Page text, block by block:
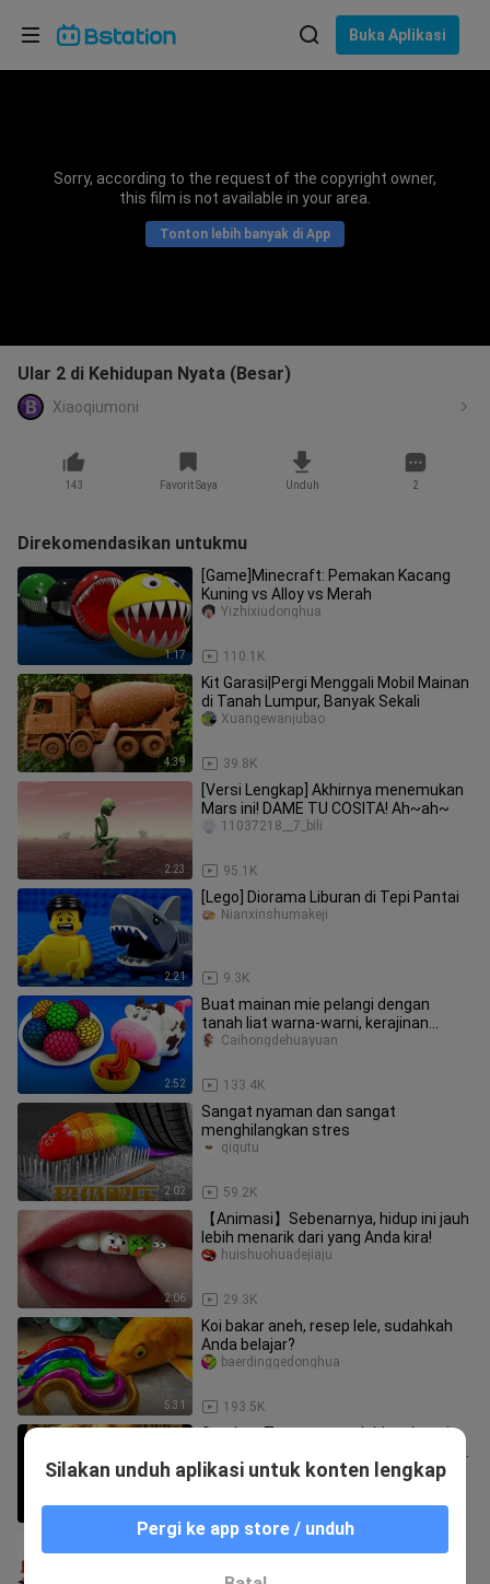
Buka Aplikasi
Sorry, according to the request of the copyright owner,
this film is not available in your area.
Tonton lebih banyak di App
Ular 2 di Kehidupan Nyata (Besar)
Xiaoqiumoni
143 Favorit Saya Unduh 2
Direkomendasikan untukmu
1:17
[Game]Minecraft: Pemakan Kacang
Kuning vs Alloy vs Merah
110.1K
Yizhixiudonghua
4:39
Kit Garasi|Pergi Menggali Mobil Mainan
di Tanah Lumpur, Banyak Sekali
39.8K
Xuangewanjubao
2:23
[Versi Lengkap] Akhirnya menemukan
Mars ini! DAME TU COSITA! Ah~ah~
95.1K
11037218__7_bili
2:21
[Lego] Diorama Liburan di Tepi Pantai
9.3K
Nianxinshumakeji
2:52
Buat mainan mie pelangi dengan
tanah liat warna-warni, kerajinan
puzzle bola pemerasan yang
133.4K
Caihongdehuayuan
2:02
Sangat nyaman dan sangat
menghilangkan stres
59.2K
qiqutu
2:06
【Animasi】Sebenarnya, hidup ini jauh
lebih menarik dari yang Anda kira!
29.3K
huishuohuadejiaju
5:31
Koi bakar aneh, resep lele, sudahkah
Anda belajar?
193.5K
baerdinggedonghua
Saudara Tung yang terlahir sebagai
rakyatnya sendiri
eli_gomez_03
[Gaya Hidup] Membuat botol duck bill
bayi dengan pasir kinetik lima warna
Caihongdehuayuan
Silakan unduh aplikasi untuk konten lengkap
Pergi ke app store / unduh
Pilih bahasa
Bahasa Indonesia